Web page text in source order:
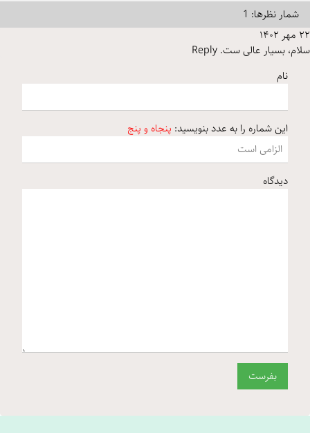
شمار نظرها: 1
۲۲ مهر ۱۴۰۲
سلام، بسیار عالی ست. Reply
نام
این شماره را به عدد بنویسید: پنجاه و پنج
دیدگاه